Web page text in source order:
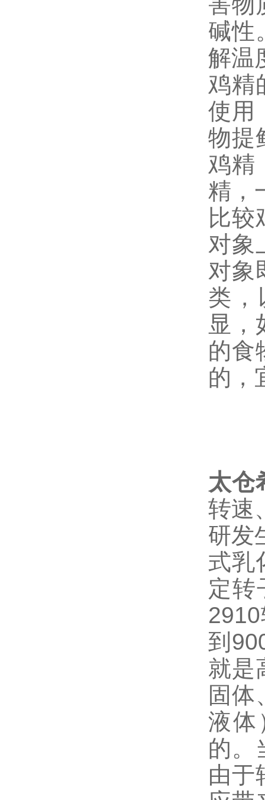
碱性
解温
鸡精
使用
物提
鸡精
精，
比较
对象
对象
类，
显，
的食
的，
太仓
转速
研发
式乳
定转
到
就是
固体
液体
的。
由于